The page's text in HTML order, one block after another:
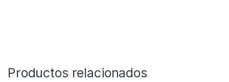
Productos relacionados